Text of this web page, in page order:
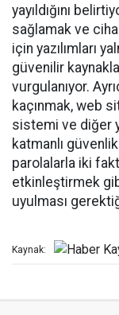
yayıldığını
sağlamak ve
için yazılımları
güvenilir
vurgulanıyor.
kaçınmak, web
sistemi ve diğer
katmanlı
parolalarla iki
etkinleştirmek
uyulması
Kaynak: